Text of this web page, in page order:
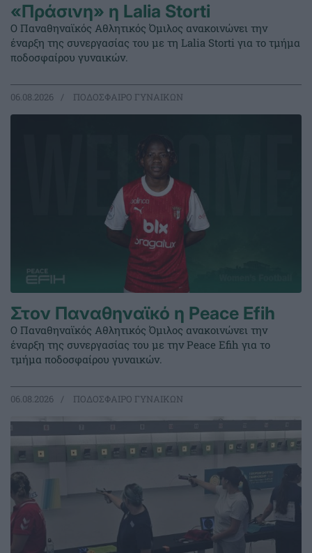
«Πράσινη» η Lalia Storti
Ο Παναθηναϊκός Αθλητικός Όμιλος ανακοινώνει την
έναρξη της συνεργασίας του με τη Lalia Storti για το τμήμα
ποδοσφαίρου γυναικών.
06.08.2026 ΠΟΔΟΣΦΑΙΡΟ ΓΥΝΑΙΚΩΝ
Στον Παναθηναϊκό η Peace Efih
Ο Παναθηναϊκός Αθλητικός Όμιλος ανακοινώνει την
έναρξη της συνεργασίας του με την Peace Efih για το
τμήμα ποδοσφαίρου γυναικών.
06.08.2026 ΠΟΔΟΣΦΑΙΡΟ ΓΥΝΑΙΚΩΝ